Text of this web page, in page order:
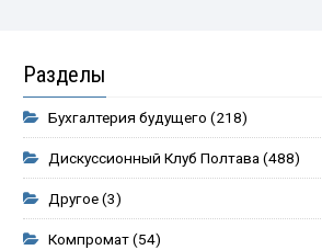
Разделы
Бухгалтерия будущего (218)
Дискуссионный Клуб Полтава(488)
Другое(3)
Компромат(54)